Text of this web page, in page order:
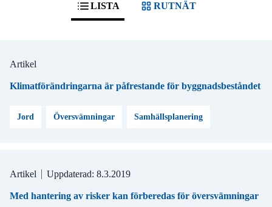
LISTA RUTNÄT
Artikel
Klimatförändringarna är påfrestande för byggnadsbeståndet
Jord Översvämningar Samhällsplanering
Artikel Uppdaterad: 8.3.2019
Med hantering av risker kan förberedas för översvämningar